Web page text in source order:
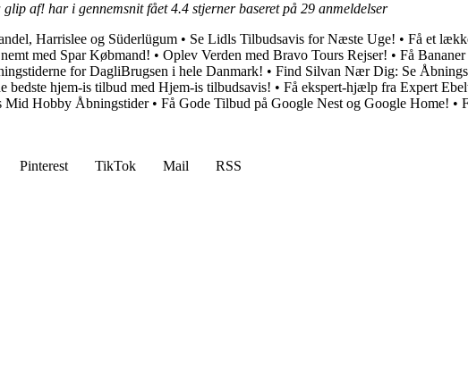
af! har i gennemsnit fået4.4 stjerner baseret på 29 anmeldelser
Harrislee og Süderlügum • Se Lidls Tilbudsavis for Næste Uge! • Få et
med Spar Købmand! • Oplev Verden med Bravo Tours Rejser! • Få
for DagliBrugsen i hele Danmark! • Find Silvan Nær Dig: Se
bedste hjem-is tilbud med Hjem-is tilbudsavis! • Få ekspert-hjælp fra Expert
Mid Hobby Åbningstider• Få Gode Tilbud på Google Nest og Google Home! •
Pinterest TikTok Mail
RSS